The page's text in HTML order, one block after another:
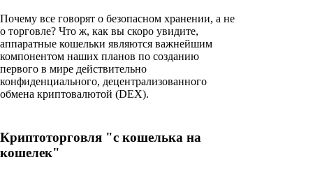
Почему все говорят о безопасном хранении, а не
о торговле? Что ж, как вы скоро увидите,
аппаратные кошельки являются важнейшим
компонентом наших планов по созданию
первого в мире действительно
конфиденциального, децентрализованного
обмена криптовалютой (DEX).
Криптоторговля "с кошелька на
кошелек"